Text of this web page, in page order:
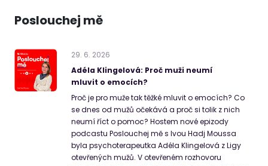
Poslouchej mě
29. 6. 2026
Adéla Klingelová: Proč muži neumí
mluvit o emocích?
Proč je pro muže tak těžké mluvit o emocích? Co
se dnes od mužů očekává a proč si tolik z nich
neumí říct o pomoc? Hostem nové epizody
podcastu Poslouchej mě s Ivou Hadj Moussa
byla psychoterapeutka Adéla Klingelová z Ligy
otevřených mužů. V otevřeném rozhovoru